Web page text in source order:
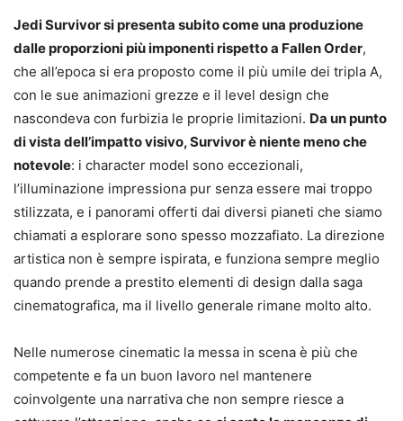
Jedi Survivor si presenta subito come una produzione
dalle proporzioni più imponenti rispetto a Fallen Order,
che all’epoca si era proposto come il più umile dei tripla A,
con le sue animazioni grezze e il level design che
nascondeva con furbizia le proprie limitazioni. Da un punto
di vista dell’impatto visivo, Survivor è niente meno che
notevole: i character model sono eccezionali,
l’illuminazione impressiona pur senza essere mai troppo
stilizzata, e i panorami offerti dai diversi pianeti che siamo
chiamati a esplorare sono spesso mozzafiato. La direzione
artistica non è sempre ispirata, e funziona sempre meglio
quando prende a prestito elementi di design dalla saga
cinematografica, ma il livello generale rimane molto alto.
Nelle numerose cinematic la messa in scena è più che
competente e fa un buon lavoro nel mantenere
coinvolgente una narrativa che non sempre riesce a